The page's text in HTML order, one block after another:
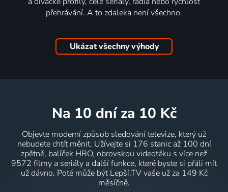
přehrávání. A to zdaleka není všechno.
Ukázat všechny výhody
na 10 dní za 10 Kč
Objevte moderní způsob sledování televize, který už
nebudete chtít měnit. Užívejte si 176 stanic až 100 dní
zpětně, balíček HBO, obrovskou videotéku s více než
9572 filmy a seriály a další funkce, které byste si přáli mít
už dávno. Poté může být Lepší.TV vaše už za 149 Kč
měsíčně.